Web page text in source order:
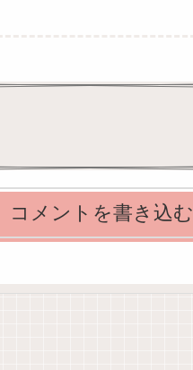
コメントを書き込む